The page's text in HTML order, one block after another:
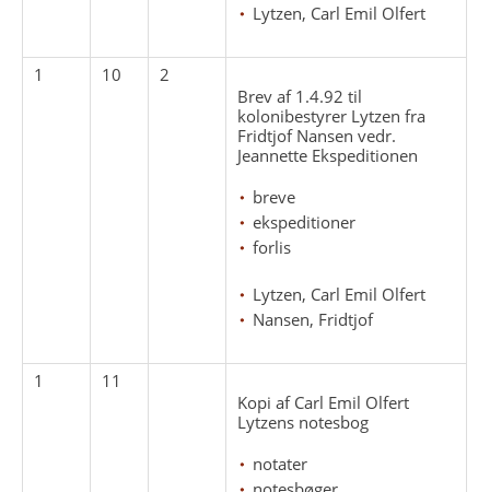
Lytzen, Carl Emil Olfert
1 10
2
Brev af 1.4.92 til
kolonibestyrer Lytzen fra
Fridtjof Nansen vedr.
Jeannette Ekspeditionen
breve
ekspeditioner
forlis
Lytzen, Carl Emil Olfert
Nansen, Fridtjof
1
11
Kopi af Carl Emil Olfert
Lytzens notesbog
notater